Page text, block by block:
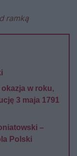
ramką
w roku,
3 maja 1791
–
Polski